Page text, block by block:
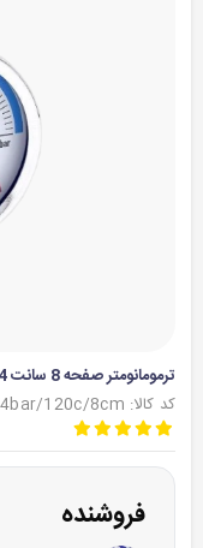
ترمومانومتر صفحه 8 سانت 4 بار 120 درجه
کد کالا: GAUGE/4bar/120c/8cm
فروشنده